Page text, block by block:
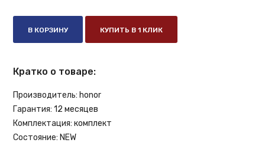
В КОРЗИНУ КУПИТЬ В 1 КЛИК
Кратко о товаре:
Производитель: honor
Гарантия: 12 месяцев
Комплектация: комплект
Состояние: NEW